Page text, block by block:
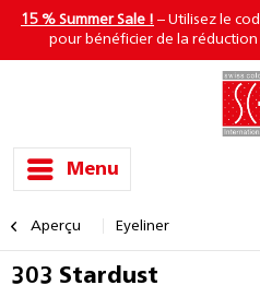
15 % Summer Sale ! – Utilisez le
pour bénéficier de la
Menu
Aperçu Eyeliner
303 Stardust